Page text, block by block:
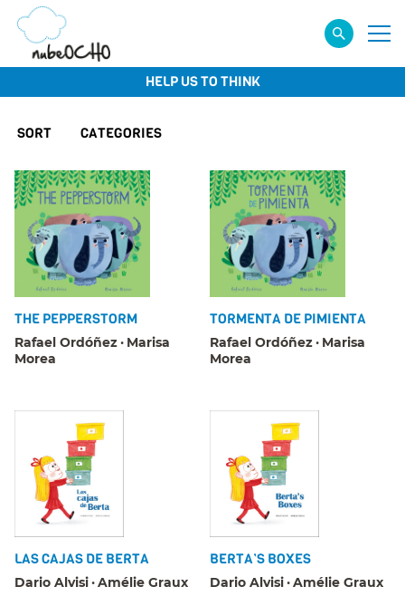
HELP US TO THINK
SORT CATEGORIES
THE PEPPERSTORM
Rafael Ordóñez
Marisa
Morea
TORMENTA DE PIMIENTA
Rafael Ordóñez
Marisa
Morea
LAS CAJAS DE BERTA
Dario Alvisi Amélie Graux
BERTA’S BOXES
Dario Alvisi Amélie Graux